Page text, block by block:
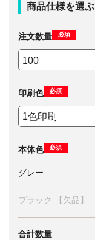
商品仕様を選ぶ
注文数量 必須
印刷色 必須
本体色 必須
グレー
ブラック 【欠品】
合計数量